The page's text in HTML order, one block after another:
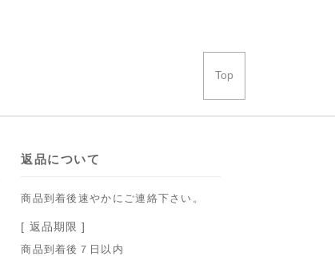
Top
返品について
商品到着後速やかにご連絡下さい。
[ 返品期限 ]
商品到着後７日以内